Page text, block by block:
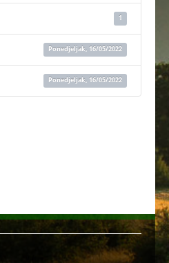
1
Ponedjeljak, 16/05/2022
Ponedjeljak, 16/05/2022